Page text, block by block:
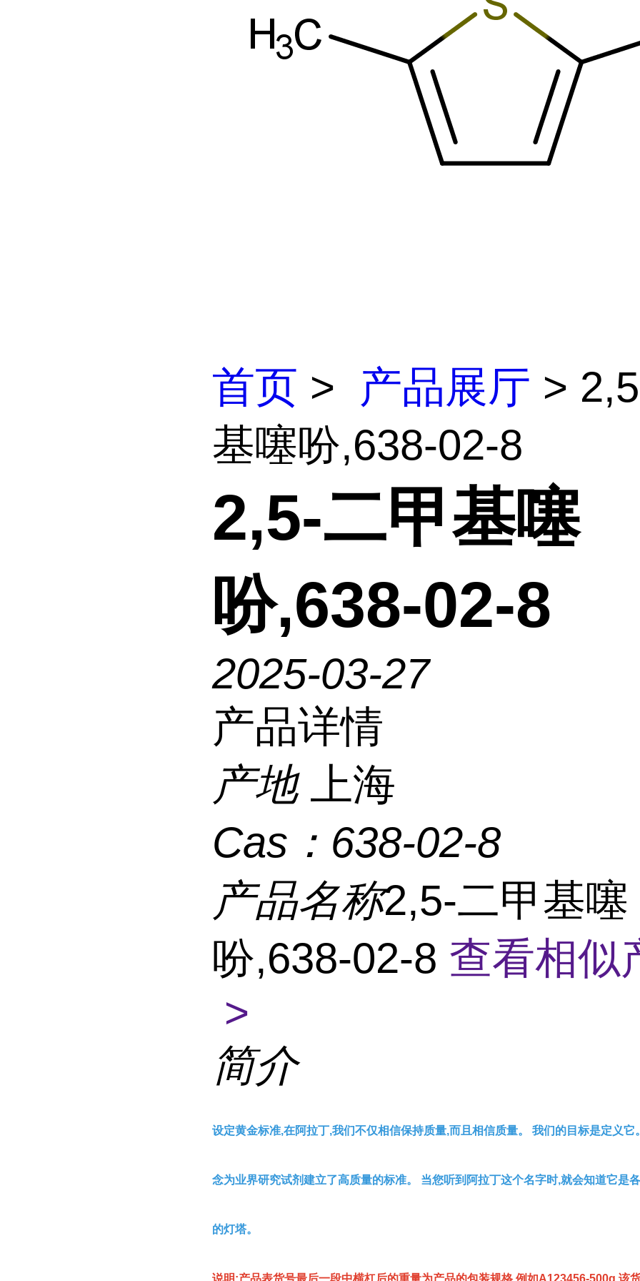
首页 > 产品展厅 >
基噻吩,638-02-8
2,5-二甲基噻
吩,638-02-8
2025-03-27
产品详情
产地 上海
Cas： 638-02-8
产品名称2,5-二甲基噻
吩,638-02-8 查看相似
>
简介
设定黄金标准,在阿拉丁,我们不仅相信保持质量,而且相信质量。 我们的目标是定义它
念为业界研究试剂建立了高质量的标准。 当您听到阿拉丁这个名字时,就会知道它是
的灯塔。
说明:产品表货号最后一段中横杠后的重量为产品的包装规格,例如A123456-500g,该